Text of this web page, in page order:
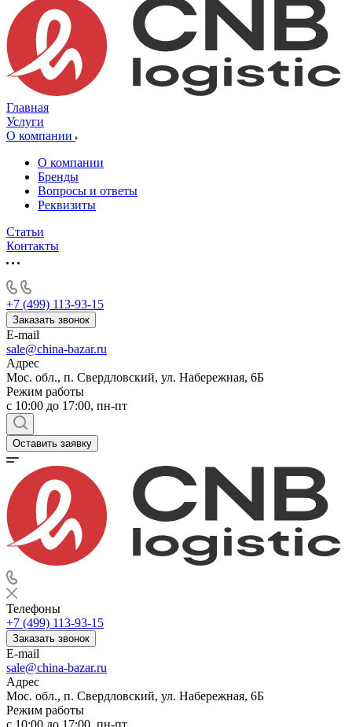
Главная
Услуги
О компании
О компании
Бренды
Вопросы и ответы
Реквизиты
Статьи
Контакты
+7 (499) 113-93-15
Заказать звонок
E-mail
sale@china-bazar.ru
Адрес
Мос. обл., п. Свердловский, ул. Набережная, 6Б
Режим работы
c 10:00 до 17:00, пн-пт
Оставить заявку
Телефоны
+7 (499) 113-93-15
Заказать звонок
E-mail
sale@china-bazar.ru
Адрес
Мос. обл., п. Свердловский, ул. Набережная, 6Б
Режим работы